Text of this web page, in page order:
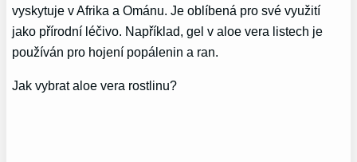
vyskytuje v Afrika a Ománu. Je oblíbená pro své využití
jako přírodní léčivo. Například, gel v aloe vera listech je
používán pro hojení popálenin a ran.
Jak vybrat aloe vera rostlinu?